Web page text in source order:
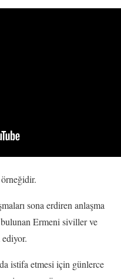
sona erdiren anlaşma
Ermeni siviller ve
istifa etmesi için günlerce